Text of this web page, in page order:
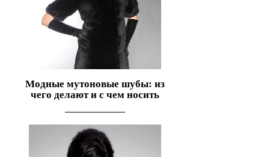
Модные мутоновые шубы: из
чего делают и с чем носить